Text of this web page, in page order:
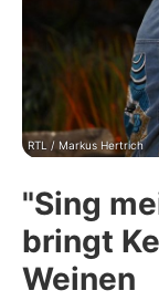
RTL / Markus Hertrich
"Sing
bringt
Weinen